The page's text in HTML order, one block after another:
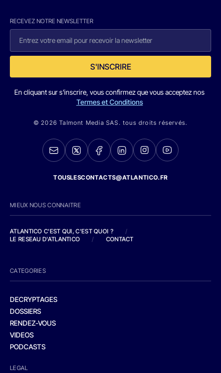
RECEVEZ NOTRE NEWSLETTER
S'INSCRIRE
En cliquant sur s'inscrire, vous confirmez que vous acceptez nos
Termes et Conditions
© 2026 Talmont Media SAS. tous droits réservés.
TOUSLESCONTACTS@ATLANTICO.FR
MIEUX NOUS CONNAITRE
ATLANTICO C'EST QUI, C'EST QUOI ?
/
LE RESEAU D'ATLANTICO
/ CONTACT
CATEGORIES
DECRYPTAGES
DOSSIERS
RENDEZ-VOUS
VIDEOS
PODCASTS
LEGAL